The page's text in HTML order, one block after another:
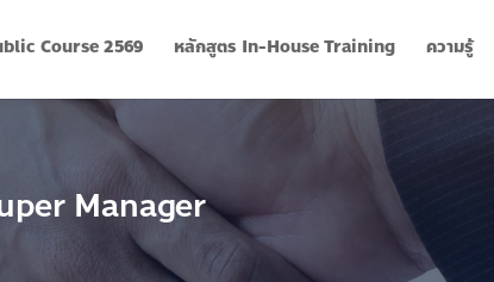
Course 2569 หลักสูตร In-House Training ความรู้
Manager